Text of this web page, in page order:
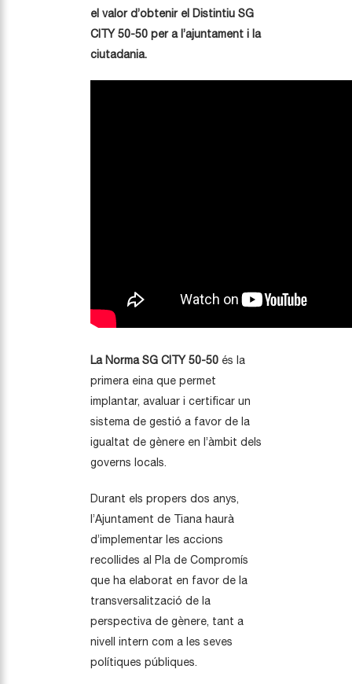
el valor d’obtenir el Distintiu SG
CITY 50-50 per a l’ajuntament i la
ciutadania.
La Norma SG CITY 50-50 és la
primera eina que permet
implantar, avaluar i certificar un
sistema de gestió a favor de la
igualtat de gènere en l’àmbit dels
governs locals.
Durant els propers dos anys,
l’Ajuntament de Tiana haurà
d’implementar les accions
recollides al Pla de Compromís
que ha elaborat en favor de la
transversalització de la
perspectiva de gènere, tant a
nivell intern com a les seves
polítiques públiques.